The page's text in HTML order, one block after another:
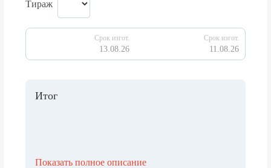
Тираж
Срок изгот.
13.08.26
Срок изгот.
11.08.26
Итог
Показать полное описание